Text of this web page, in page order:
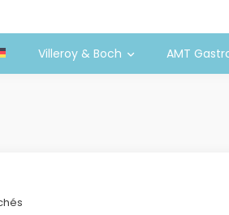
Villeroy & Boch AMT